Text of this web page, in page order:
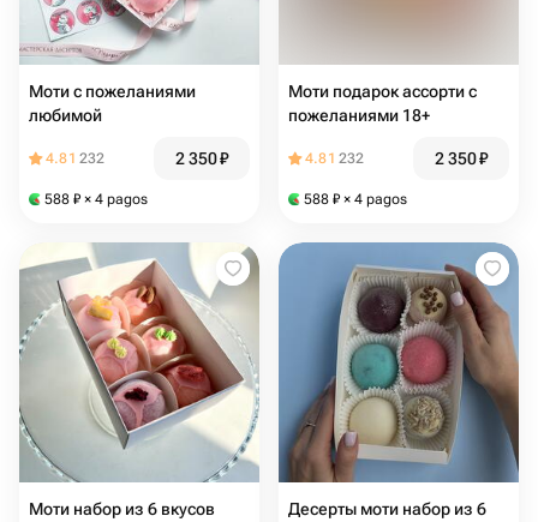
Моти с пожеланиями
любимой
4.81 232 2 350₽
588 ₽ × 4 pagos
Моти подарок ассорти с
пожеланиями 18+
4.81 232 2 350₽
588 ₽ × 4 pagos
Моти набор из 6 вкусов
Десерты моти набор из 6